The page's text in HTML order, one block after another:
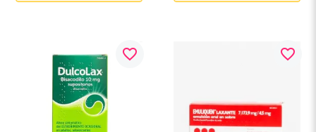
favorite_border favorite_border